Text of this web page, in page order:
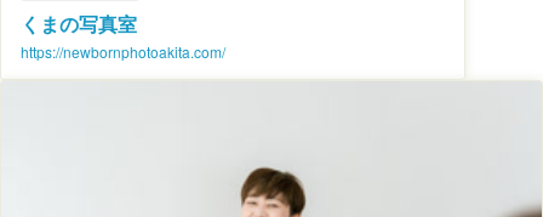
くまの写真室
https://newbornphotoakita.com/